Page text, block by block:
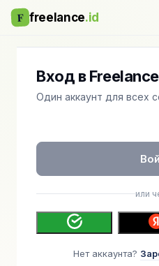
F freelance.id
Вход в Freelance
Один аккаунт для всех
или
Нет аккаунта?